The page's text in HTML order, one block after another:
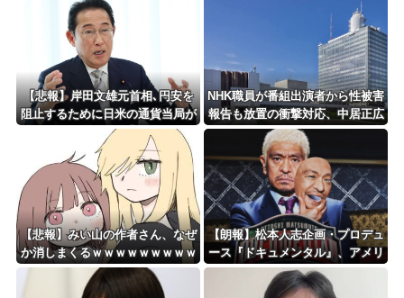
【悲報】岸田文雄元首相､円安を
阻止するために日米の通貨当局が
実施した為替介入は｢一時しのぎ
に過ぎない｣との認識を示す
NHK職員が番組出演者から性被害
報告も放置の衝撃対応、中居正広
と国分太一の事例もNHKは「加害
者を守る」のか、指摘される“隠
蔽体質”
【悲報】みい山の作者さん、なぜ
か消しまくるｗｗｗｗｗｗｗｗｗ
ｗｗｗｗｗｗ
【朗報】松本人志企画・プロデュ
ース『ドキュメンタル』、アメリ
カで初の制作が決定！ 海外タイ
トル『LOL』として世界25ヶ国・